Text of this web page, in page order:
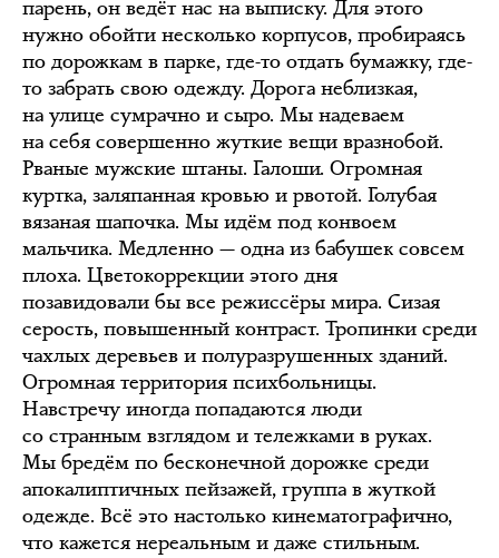
парень, он ведёт нас на выписку. Для этого
нужно обойти несколько корпусов, пробираясь
по дорожкам в парке, где-то отдать бумажку, где-
то забрать свою одежду. Дорога неблизкая,
на улице сумрачно и сыро. Мы надеваем
на себя совершенно жуткие вещи вразнобой.
Рваные мужские штаны. Галоши. Огромная
куртка, заляпанная кровью и рвотой. Голубая
вязаная шапочка. Мы идём под конвоем
мальчика. Медленно — одна из бабушек совсем
плоха. Цветокоррекции этого дня
позавидовали бы все режиссёры мира. Сизая
серость, повышенный контраст. Тропинки среди
чахлых деревьев и полуразрушенных зданий.
Огромная территория психбольницы.
Навстречу иногда попадаются люди
со странным взглядом и тележками в руках.
Мы бредём по бесконечной дорожке среди
апокалиптичных пейзажей, группа в жуткой
одежде. Всё это настолько кинематографично,
что кажется нереальным и даже стильным.